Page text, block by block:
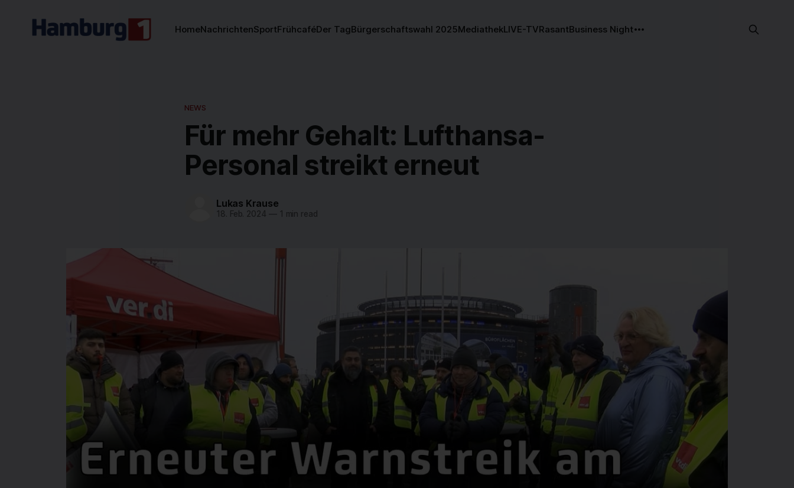
HomeNachrichtenSportFrühcaféDer TagBürgerschaftswahl 2025MediathekLIVE-TVRasantBusiness Night
NEWS
Für mehr Gehalt: Lufthansa-
Personal streikt erneut
Lukas Krause
18. Feb. 2024 —1 min read